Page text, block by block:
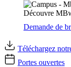
Découvre
Demande de
Téléchargez
Portes ouvertes